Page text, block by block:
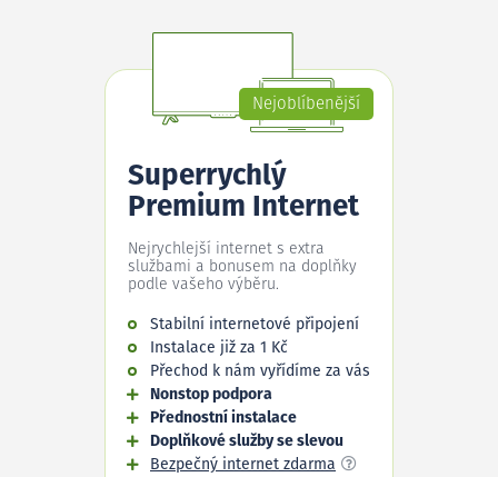
Nejoblíbenější
Superrychlý
Premium Internet
Nejrychlejší internet s extra
službami a bonusem na doplňky
podle vašeho výběru.
Stabilní internetové připojení
Instalace již za 1 Kč
Přechod k nám vyřídíme za vás
Nonstop podpora
Přednostní instalace
Doplňkové služby se slevou
Bezpečný internet zdarma